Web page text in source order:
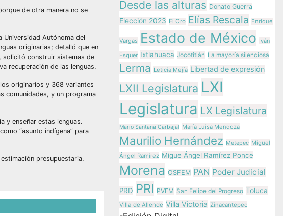
de otra manera no se
Universidad Autónoma del
originarias; detalló que en
solicitó construir sistemas de
recuperación de las lenguas.
originarios y 368 variantes
comunidades, y un programa
y enseñar estas lenguas.
“asunto indígena” para
presupuestaria.
Desde las alturas Donato Guerra
Elección 2023 El Oro Elías Rescala Enrique
Vargas Estado de México Iván
Esquer Ixtlahuaca Jocotitlán La mayoría silenciosa
Lerma Leticia Mejía Libertad de expresión
LXII Legislatura LXI
Legislatura LX Legislatura
Mario Santana Carbajal María Luisa Mendoza
Maurilio Hernández Metepec Miguel
Ángel Ramírez Migue Ángel Ramírez Ponce
Morena OSFEM PAN Poder Judicial
PRD PRI PVEM San Felipe del Progreso Toluca
Villa de Allende Villa Victoria Zinacantepec